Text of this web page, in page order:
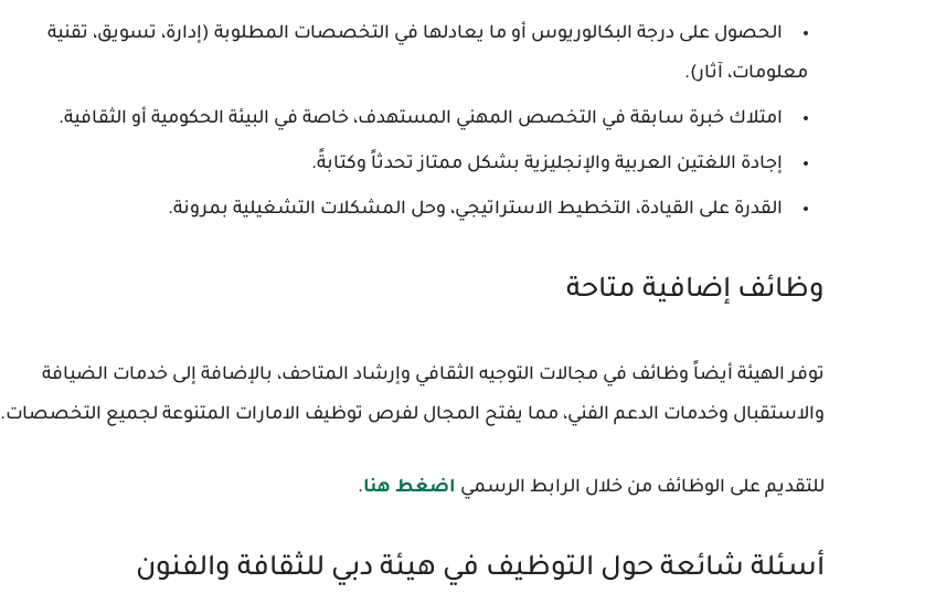
الحصول على درجة البكالوريوس أو ما يعادلها في التخصصات المطلوبة (إدارة، تسويق، تقنية
معلومات، آثار).
امتلاك خبرة سابقة في التخصص المهني المستهدف، خاصة في البيئة الحكومية أو الثقافية.
إجادة اللغتين العربية والإنجليزية بشكل ممتاز تحدثاً وكتابةً.
القدرة على القيادة، التخطيط الاستراتيجي، وحل المشكلات التشغيلية بمرونة.
وظائف إضافية متاحة
توفر الهيئة أيضاً وظائف في مجالات التوجيه الثقافي وإرشاد المتاحف، بالإضافة إلى خدمات الضيافة
والاستقبال وخدمات الدعم الفني، مما يفتح المجال لفرص توظيف الامارات المتنوعة لجميع التخصصات.
للتقديم على الوظائف من خلال الرابط الرسمي اضغط هنا.
أسئلة شائعة حول التوظيف في هيئة دبي للثقافة والفنون